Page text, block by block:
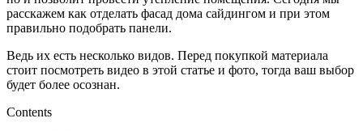
расскажем как отделать фасад дома сайдингом и при этом
правильно подобрать панели.
Ведь их есть несколько видов. Перед покупкой материала
стоит посмотреть видео в этой статье и фото, тогда ваш выбор
будет более осознан.
Contents